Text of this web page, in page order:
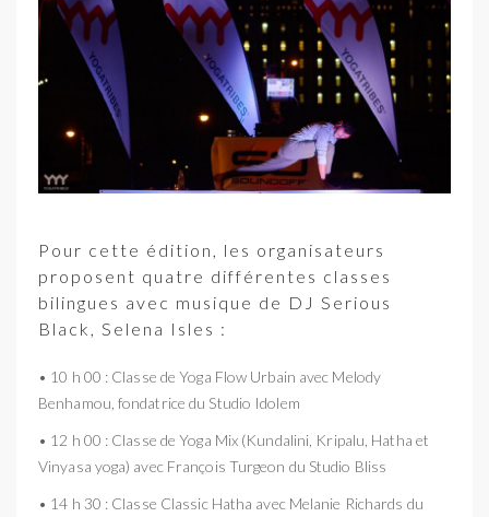
Pour cette édition, les organisateurs
proposent quatre différentes classes
bilingues avec musique de DJ Serious
Black, Selena Isles :
• 10 h 00 : Classe de Yoga Flow Urbain avec Melody
Benhamou, fondatrice du Studio Idolem
• 12 h 00 : Classe de Yoga Mix (Kundalini, Kripalu, Hatha et
Vinyasa yoga) avec François Turgeon du Studio Bliss
• 14 h 30 : Classe Classic Hatha avec Melanie Richards du